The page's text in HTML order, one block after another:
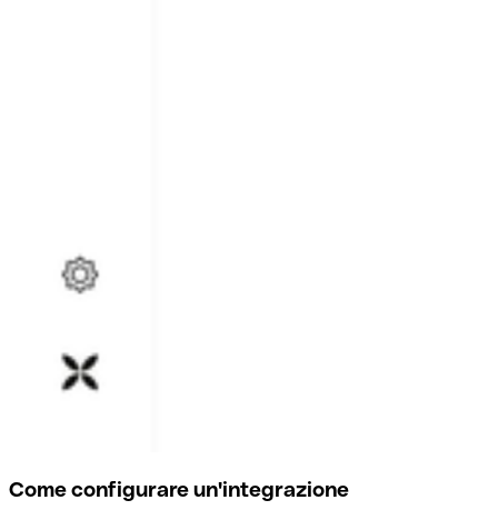
Come configurare un'integrazione